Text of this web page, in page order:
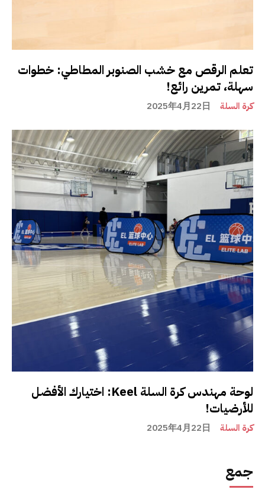
تعلم الرقص مع خشب الصنوبر المطاطي: خطوات
سهلة، تمرين رائع!
كرة السلة 2025年4月22日
لوحة مهندس كرة السلة Keel: اختيارك الأفضل
للأرضيات!
كرة السلة 2025年4月22日
جمع